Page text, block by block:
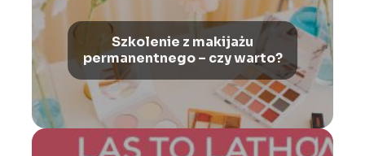
Szkolenie z makijażu
permanentnego – czy warto?